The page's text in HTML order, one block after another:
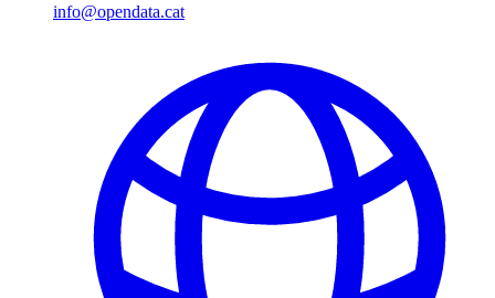
info@opendata.cat